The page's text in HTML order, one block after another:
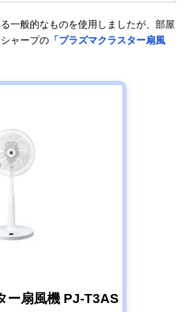
一般的なものを使用しましたが、部屋
ャープの 「プラズマクラスター扇風
ー扇風機 PJ-T3AS